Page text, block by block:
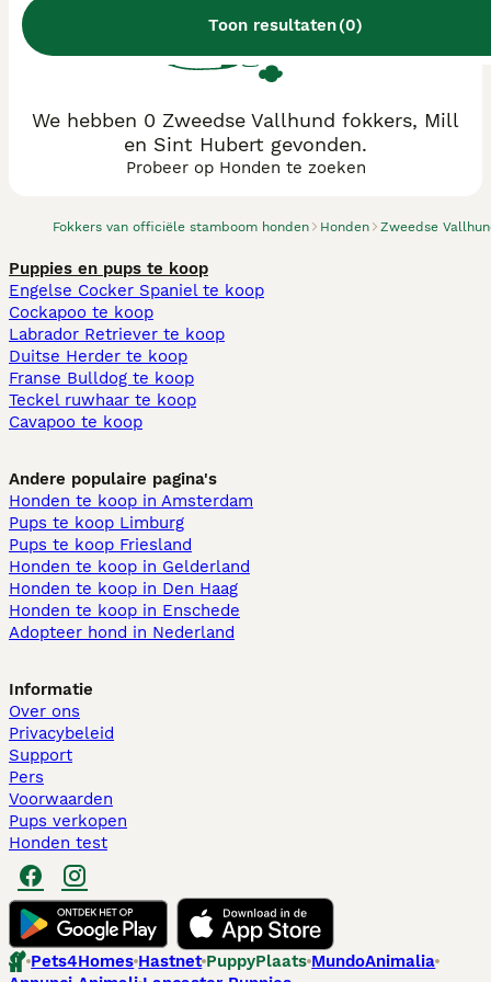
Toon resultaten(0)
Fokkers van officiële stamboom honden Honden Zweedse
We hebben 0 Zweedse Vallhund fokkers, Mill
en Sint Hubert gevonden.
Probeer op Honden te zoeken
Puppies en pups te koop
Engelse Cocker Spaniel te koop
Cockapoo te koop
Labrador Retriever te koop
Duitse Herder te koop
Franse Bulldog te koop
Teckel ruwhaar te koop
Cavapoo te koop
Andere populaire pagina's
Honden te koop in Amsterdam
Pups te koop Limburg​
Pups te koop Friesland​
Honden te koop in Gelderland
Honden te koop in Den Haag
Honden te koop in Enschede
Adopteer hond in Nederland
Informatie
Over ons
Privacybeleid
Support
Pers
Voorwaarden
Pups verkopen
Honden test
Pets4Homes Hastnet PuppyPlaats MundoAnimalia